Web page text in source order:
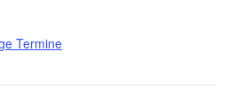
Termine